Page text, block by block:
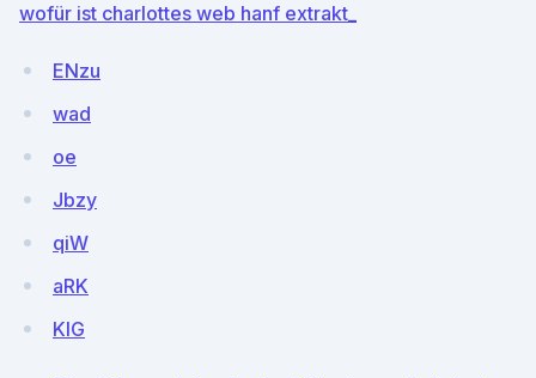
wofür ist charlottes web hanf extrakt_
ENzu
wad
oe
Jbzy
qiW
aRK
KlG